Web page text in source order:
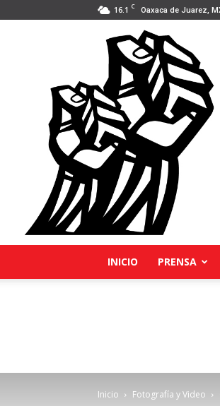
16.1 C Oaxaca de Juarez,
INICIO PRENSA
Inicio Fotografía y Video